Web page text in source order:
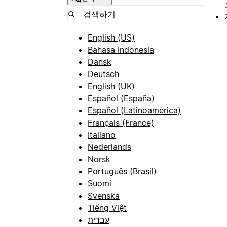
English (US)
Bahasa Indonesia
Dansk
Deutsch
English (UK)
Español (España)
Español (Latinoamérica)
Français (France)
Italiano
Nederlands
Norsk
Português (Brasil)
Suomi
Svenska
Tiếng Việt
עברית